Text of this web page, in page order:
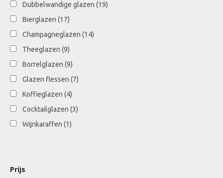
Dubbelwandige glazen (19)
Bierglazen (17)
Champagneglazen (14)
Theeglazen (9)
Borrelglazen (9)
Glazen flessen (7)
Koffieglazen (4)
Cocktailglazen (3)
Wijnkaraffen (1)
Prijs